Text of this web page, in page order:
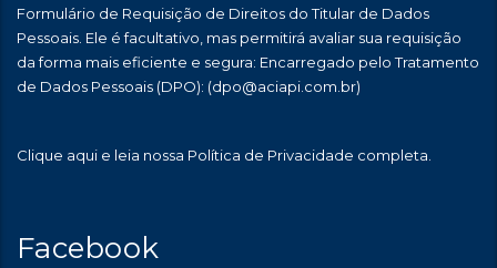
Formulário de Requisição de Direitos do Titular de Dados
Pessoais. Ele é facultativo, mas permitirá avaliar sua requisição
da forma mais eficiente e segura: Encarregado pelo Tratamento
de Dados Pessoais (DPO): (dpo@aciapi.com.br)
Clique aqui e leia nossa Política de Privacidade completa.
Facebook